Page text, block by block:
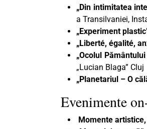
„Din intimitatea
a Transilvaniei,
„Experiment
„Liberté, égalité,
„Ocolul
„Lucian Blaga” Cluj
„Planetariul – O
Evenimente
Momente